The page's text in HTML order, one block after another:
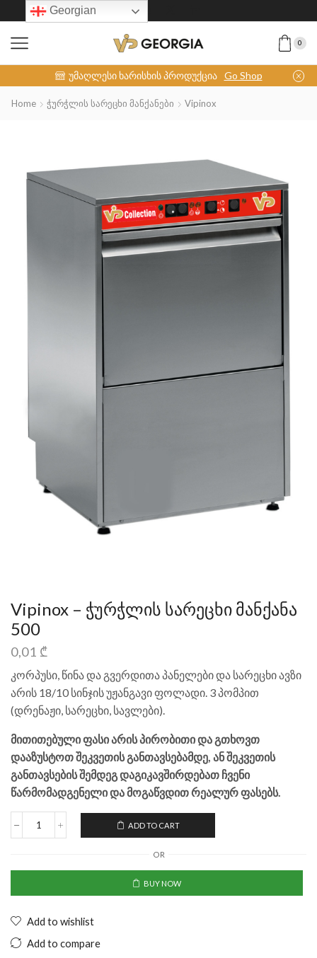
0
უმაღლესი ხარისხის პროდუქცია Go Shop
Home Ჭურჭლის Სარეცხი Მანქანები Vipinox
Vipinox – ჭურჭლის სარეცხი მანქანა
500
0,01 ₾
კორპუსი, წინა და გვერდითა პანელები და სარეცხი ავზი
არის 18/10 სინჯის უჟანგავი ფოლადი. 3 პომპით
(დრენაჟი, სარეცხი, სავლები).
მითითებული ფასი არის პირობითი და გთხოვთ
დააზუსტოთ შეკვეთის განთავსებამდე, ან შეკვეთის
განთავსების შემდეგ დაგიკავშირდებათ ჩვენი
წარმომადგენელი და მოგაწვდით რეალურ ფასებს.
ADD TO CART
OR
BUY NOW
Add to wishlist
Add to compare
Georgian